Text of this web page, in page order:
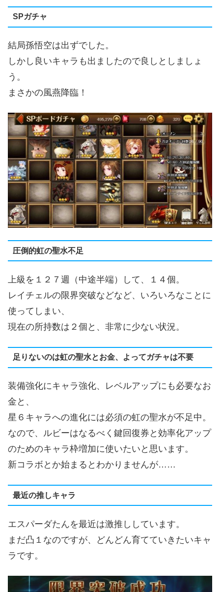
SPガチャ
結局孫悟空は出ずでした。
しかし良いキャラも出ましたので良しとしましょ
う。
まさかの風燕降臨！
圧倒的虹の聖水不足
上級を１２７週（中途半端）して、１４個。
レイチェルの限界突破などなど、いろいろなことに
使ってしまい、
現在の所持数は２個と、非常に少ない状況。
足りないのは虹の聖水とお金、よってガチャは不要
装備強化にキャラ強化、レベルアップにも必要なお
金と、
星６キャラへの進化には必須の虹の聖水が不足中。
なので、ルビーはなるべく鍵回復券と効率化アップ
のためのキャラ枠増加に使いたいと思います。
新コラボとか始まるとわかりませんが……
最近の推しキャラ
エスパーダたんを最近は激推ししています。
まだ凸１なのですが、どんどん育てていきたいキャ
ラです。